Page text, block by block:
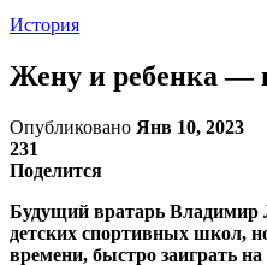
История
Жену и ребенка —
Опубликовано Янв 10, 2023
231
Поделится
Будущий вратарь Владимир
детских спортивных школ,
времени, быстро заиграть